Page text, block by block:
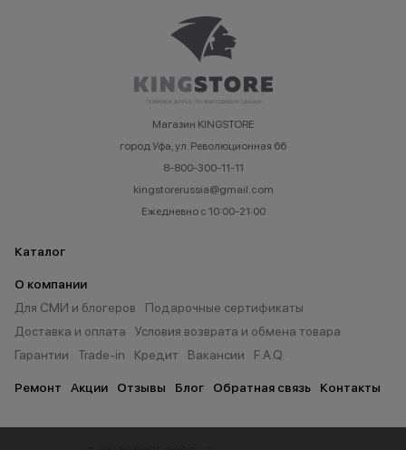
Магазин KINGSTORE
город Уфа, ул. Революционная 66
8-800-300-11-11
kingstorerussia@gmail.com
Ежедневно с 10:00-21:00
Каталог
О компании
Для СМИ и блогеров
Подарочные сертификаты
Доставка и оплата
Условия возврата и обмена товара
Гарантии
Trade-in Кредит Вакансии F.A.Q.
Ремонт Акции Отзывы Блог Обратная связь Контакты